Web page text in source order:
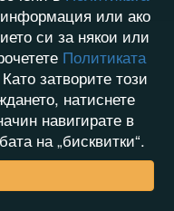
или ако
си за някои или
Политиката
затворите този
натиснете
навигирате в
на „бисквитки“.